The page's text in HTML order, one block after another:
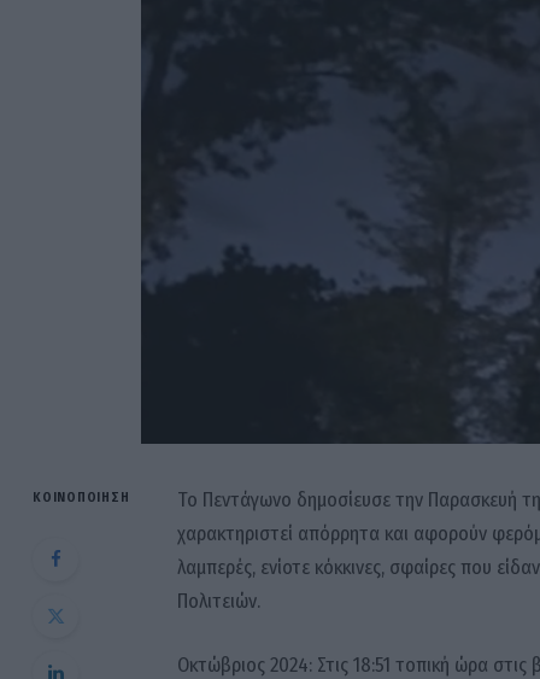
ΚΟΙΝΟΠΟΊΗΣΗ
Το Πεντάγωνο δημοσίευσε την Παρασκευή
χαρακτηριστεί απόρρητα και αφορούν
λαμπερές, ενίοτε κόκκινες, σφαίρες που
Πολιτειών.
Οκτώβριος 2024: Στις 18:51 τοπική ώρα στις